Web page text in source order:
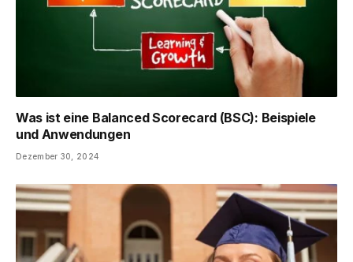
Was ist eine Balanced Scorecard (BSC): Beispiele
und Anwendungen
Dezember 30, 2024